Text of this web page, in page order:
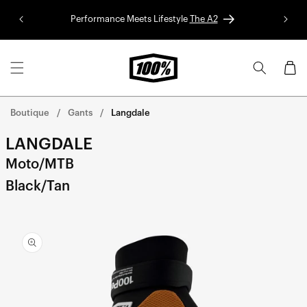
contenu
Performance Meets Lifestyle The A2
Panier
Boutique Gants Langdale
LANGDALE
Moto/MTB
Black/Tan
informations
sur le